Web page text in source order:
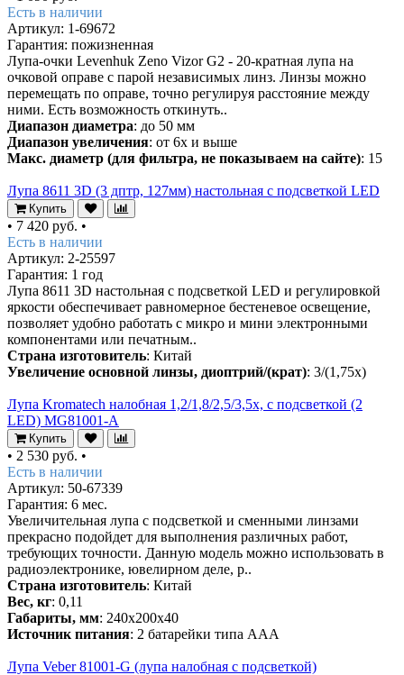
Есть в наличии
Артикул: 1-69672
Гарантия: пожизненная
Лупа-очки Levenhuk Zeno Vizor G2 - 20-кратная лупа на
очковой оправе с парой независимых линз. Линзы можно
перемещать по оправе, точно регулируя расстояние между
ними. Есть возможность откинуть..
Диапазон диаметра: до 50 мм
Диапазон увеличения: от 6х и выше
Макс. диаметр (для фильтра, не показываем на сайте): 15
Лупа 8611 3D (3 дптр, 127мм) настольная с подсветкой LED
Купить
• 7 420 руб. •
Есть в наличии
Артикул: 2-25597
Гарантия: 1 год
Лупа 8611 3D настольная с подсветкой LED и регулировкой
яркости обеспечивает равномерное бестеневое освещение,
позволяет удобно работать с микро и мини электронными
компонентами или печатным..
Страна изготовитель: Китай
Увеличение основной линзы, диоптрий/(крат): 3/(1,75х)
Лупа Kromatech налобная 1,2/1,8/2,5/3,5x, с подсветкой (2
LED) MG81001-A
Купить
• 2 530 руб. •
Есть в наличии
Артикул: 50-67339
Гарантия: 6 мес.
Увеличительная лупа с подсветкой и сменными линзами
прекрасно подойдет для выполнения различных работ,
требующих точности. Данную модель можно использовать в
радиоэлектронике, ювелирном деле, р..
Страна изготовитель: Китай
Вес, кг: 0,11
Габариты, мм: 240х200х40
Источник питания: 2 батарейки типа AAA
Лупа Veber 81001-G (лупа налобная с подсветкой)